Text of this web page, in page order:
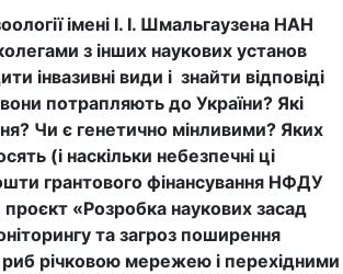
імені І. І. Шмальгаузена НАН
з інших наукових установ
інвазивні види і знайти відповіді
потрапляють до України? Які
Чи є генетично мінливими? Яких
(і наскільки небезпечні ці
грантового фінансування НФДУ
«Розробка наукових засад
та загроз поширення
риб річковою мережею і перехідними